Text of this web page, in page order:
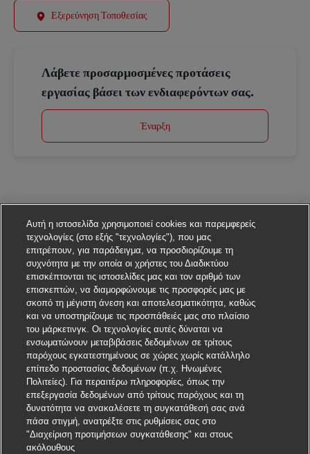
Εξερεύνηση Τοποθεσίας
Λάβετε προσαρμοσμένες προτάσεις
εργασίας βάσει των ενδιαφερόντων σας.
Έναρξη
Αυτή η ιστοσελίδα χρησιμοποιεί cookies και παρεμφερείς
τεχνολογίες (στο εξής "τεχνολογίες"), που μας
επιτρέπουν, για παράδειγμα, να προσδιορίζουμε τη
συχνότητα με την οποία οι χρήστες του Διαδικτύου
επισκέπτονται τις ιστοσελίδες μας και τον αριθμό των
επισκεπτών, να διαμορφώνουμε τις προσφορές μας με
σκοπό τη μέγιστη άνεση και αποτελεσματικότητα, καθώς
και να υποστηρίζουμε τις προσπάθειές μας στο πλαίσιο
του μάρκετινγκ. Οι τεχνολογίες αυτές δύναται να
ενσωματώνουν μεταβιβάσεις δεδομένων σε τρίτους
παρόχους εγκατεστημένους σε χώρες χωρίς κατάλληλο
επίπεδο προστασίας δεδομένων (π.χ. Ηνωμένες
Πολιτείες). Για περαιτέρω πληροφορίες, όπως την
επεξεργασία δεδομένων από τρίτους παρόχους και τη
δυνατότητα να ανακαλέσετε τη συγκατάθεσή σας ανά
πάσα στιγμή, ανατρέξτε στις ρυθμίσεις σας στο
"Διαχείριση προτιμήσεων συγκατάθεσης" και στους
ακόλουθους